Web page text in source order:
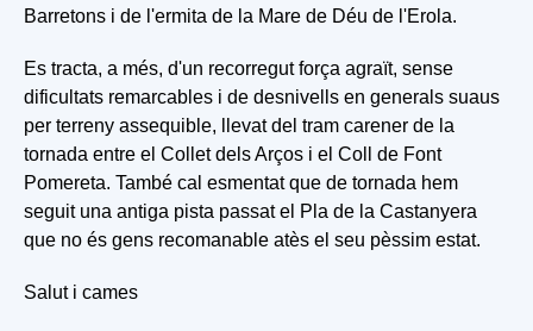
Barretons i de l'ermita de la Mare de Déu de l'Erola.
Es tracta, a més, d'un recorregut força agraït, sense
dificultats remarcables i de desnivells en generals suaus
per terreny assequible, llevat del tram carener de la
tornada entre el Collet dels Arços i el Coll de Font
Pomereta. També cal esmentat que de tornada hem
seguit una antiga pista passat el Pla de la Castanyera
que no és gens recomanable atès el seu pèssim estat.
Salut i cames